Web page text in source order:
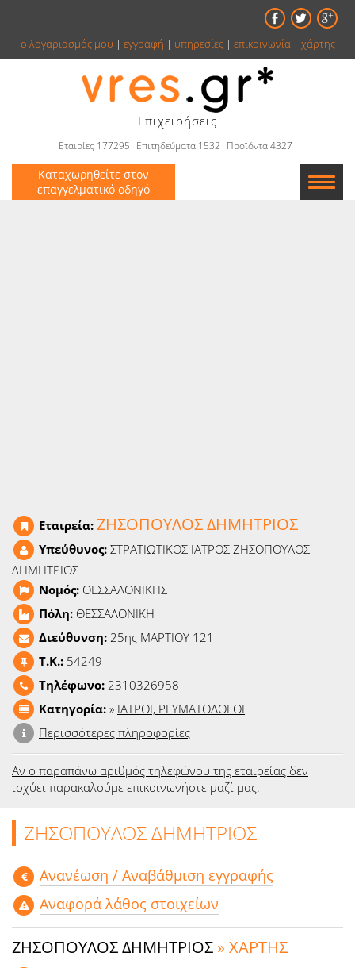
ο λογαριασμός μου | εγγραφή | υπηρεσίες| επικοινωνία| χάρτης
Επιχειρήσεις
Εταιρίες 177295 Επιτηδεύματα 1532 Προϊόντα 4327
Καταχωρηθείτε στον
επαγγελματικό οδηγό
Εταιρεία: ΖΗΣΟΠΟΥΛΟΣ ΔΗΜΗΤΡΙΟΣ
Υπεύθυνος: ΣΤΡΑΤΙΩΤΙΚΟΣ ΙΑΤΡΟΣ ΖΗΣΟΠΟΥΛΟΣ
ΔΗΜΗΤΡΙΟΣ
Νομός: ΘΕΣΣΑΛΟΝΙΚΗΣ
Πόλη: ΘΕΣΣΑΛΟΝΙΚΗ
Διεύθυνση: 25ης ΜΑΡΤΙΟΥ 121
T.K.: 54249
Τηλέφωνο: 2310326958
Κατηγορία: » ΙΑΤΡΟΙ, ΡΕΥΜΑΤΟΛΟΓΟΙ
Περισσότερες πληροφορίες
Αν ο παραπάνω αριθμός τηλεφώνου της εταιρείας δεν
ισχύει παρακαλούμε επικοινωνήστε μαζί μας.
ΖΗΣΟΠΟΥΛΟΣ ΔΗΜΗΤΡΙΟΣ
Aνανέωση / Αναβάθμιση εγγραφής
Αναφορά λάθος στοιχείων
ΖΗΣΟΠΟΥΛΟΣ ΔΗΜΗΤΡΙΟΣ » ΧΑΡΤΗΣ